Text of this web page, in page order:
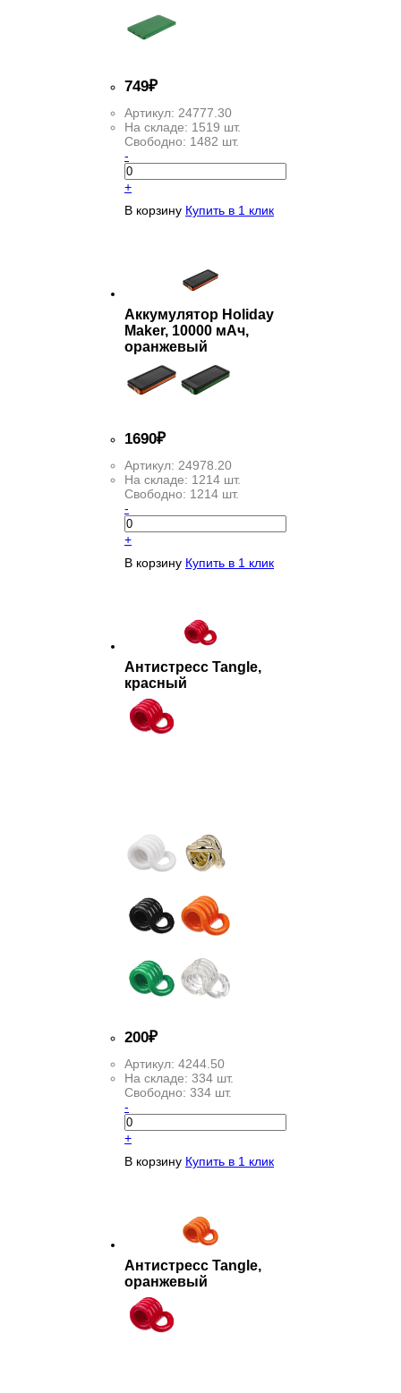
749₽
Артикул: 24777.30
На складе: 1519 шт.
Свободно: 1482 шт.
-
+
В корзину Купить в 1 клик
Аккумулятор Holiday
Maker, 10000 мАч,
оранжевый
1690₽
Артикул: 24978.20
На складе: 1214 шт.
Свободно: 1214 шт.
-
+
В корзину Купить в 1 клик
Антистресс Tangle,
красный
200₽
Артикул: 4244.50
На складе: 334 шт.
Свободно: 334 шт.
-
+
В корзину Купить в 1 клик
Антистресс Tangle,
оранжевый